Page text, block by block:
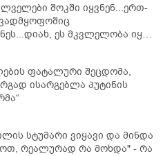
შოკში იყვნენ...ერთ-
ეს მკვლელობა იყო"
ტრაგედიის
ფატალური შეცდომა,
ისარგებლა პუტინის
სტუმარი ვიყავი და მინდა
რეალურად რა მოხდა" - რა